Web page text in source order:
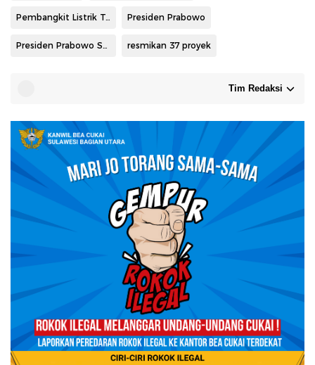
Pembangkit Listrik Tenaga Air (PLTA) Jatigede Presiden Prabowo
Presiden Prabowo Subianto resmikan 37 proyek
Tim Redaksi